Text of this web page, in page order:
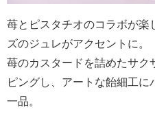
苺とピスタチオのコラボが楽
ズのジュレがアクセントに。
苺のカスタードを詰めたサク
ピングし、アートな飴細工に
一品。